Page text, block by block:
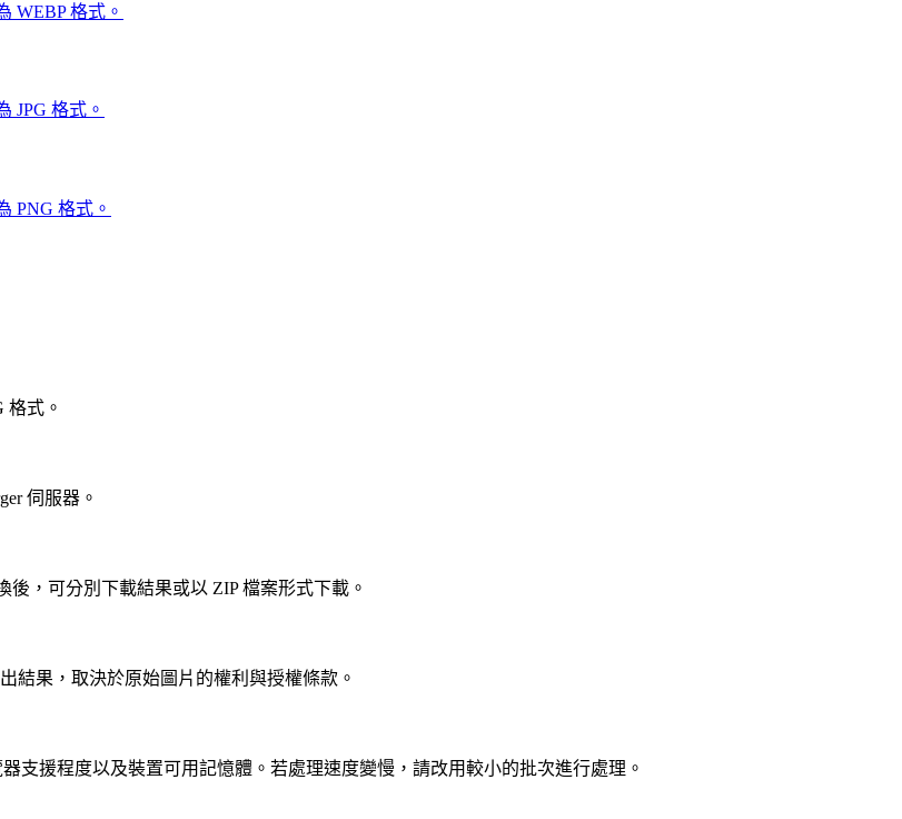
WEBP 格式。
JPG 格式。
PNG 格式。
格式。
伺服器。
，可分別下載結果或以 ZIP 檔案形式下載。
結果，取決於原始圖片的權利與授權條款。
支援程度以及裝置可用記憶體。若處理速度變慢，請改用較小的批次進行處理。